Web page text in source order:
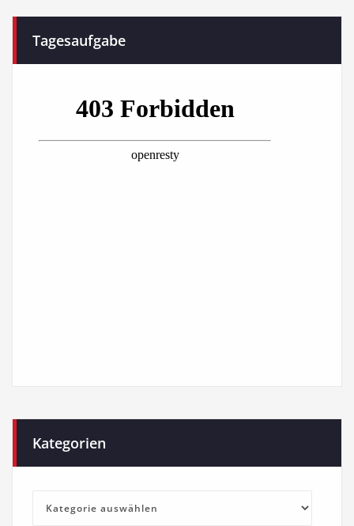
Tagesaufgabe
Kategorien
Kategorien